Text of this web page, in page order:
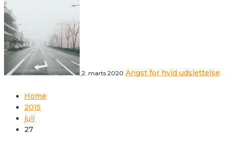
2. marts 2020 Angst for hvid udslettelse
Home
2015
juli
27